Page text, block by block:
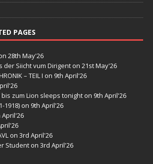
PAGES
28th May'26
der Siicht vum Dirigent on 21st May'26
– TEIL I on 9th April'26
zum Lion sleeps tonight on 9th April'26
1918) on 9th April'26
April'26
on 3rd April'26
Student on 3rd April'26